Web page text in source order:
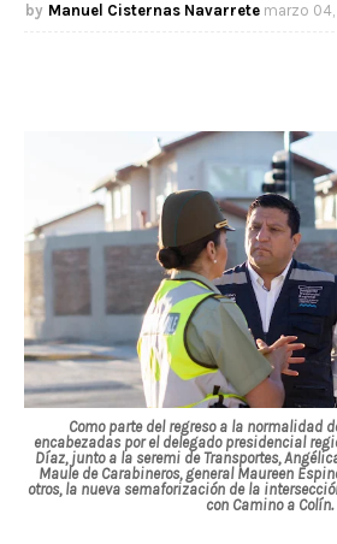
Manuel Cisternas Navarrete marzo
Como parte del regreso a la normalidad
encabezadas por el delegado presidencial
Díaz, junto a la seremi de Transportes,
Maule de Carabineros, general Maureen
otros, la nueva semaforización de la
con Camino a Colín.